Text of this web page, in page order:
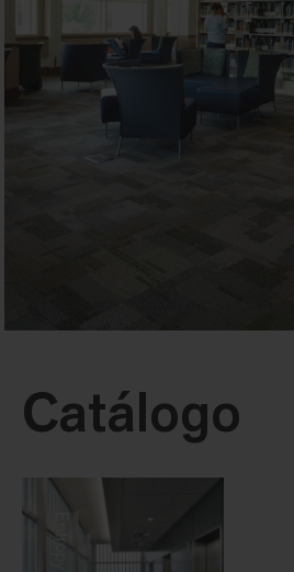
Catálogo